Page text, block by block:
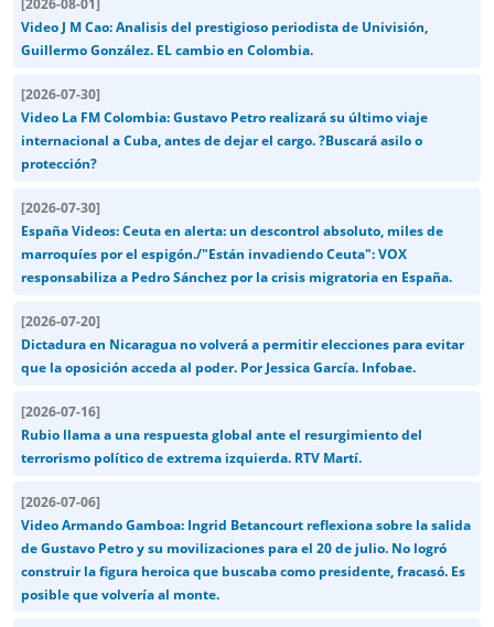
Video J M Cao: Analisis del prestigioso periodista de Univisión,
Guillermo González. EL cambio en Colombia.
[2026-07-30]
Video La FM Colombia: Gustavo Petro realizará su último viaje
internacional a Cuba, antes de dejar el cargo. ?Buscará asilo o
protección?
[2026-07-30]
España Videos: Ceuta en alerta: un descontrol absoluto, miles de
marroquíes por el espigón./"Están invadiendo Ceuta": VOX
responsabiliza a Pedro Sánchez por la crisis migratoria en España.
[2026-07-20]
Dictadura en Nicaragua no volverá a permitir elecciones para evitar
que la oposición acceda al poder. Por Jessica García. Infobae.
[2026-07-16]
Rubio llama a una respuesta global ante el resurgimiento del
terrorismo político de extrema izquierda. RTV Martí.
[2026-07-06]
Video Armando Gamboa: Ingrid Betancourt reflexiona sobre la salida
de Gustavo Petro y su movilizaciones para el 20 de julio. No logró
construir la figura heroica que buscaba como presidente, fracasó. Es
posible que volvería al monte.